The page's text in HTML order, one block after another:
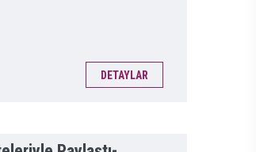
DETAYLAR